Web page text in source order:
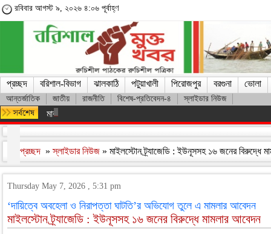
রবিবার আগস্ট ৯, ২০২৬ ৪:০৬ পূর্বাহ্ণ
প্রচ্ছদ বরিশাল-বিভাগ ঝালকাঠি পটুয়াখালী পিরোজপুর বরগুনা ভোলা
আন্তর্জাতিক জাতীয় রাজনীতি বিশেষ-প্রতিবেদন-৪ স্লাইডার নিউজ
মারা গেলেন লিওনেল মেসির বাবা হোর্হে মেসি
প্রচ্ছদ »স্লাইডার নিউজ » মাইলস্টোন ট্র্যাজেডি : ইউনূসসহ ১৬ জনের বিরুদ্ধে
Thursday May 7, 2026 , 5:31 pm
‘দায়িত্বে অবহেলা ও নিরাপত্তা ঘাটতি’র অভিযোগ তুলে এ মামলার আবেদন
মাইলস্টোন ট্র্যাজেডি : ইউনূসসহ ১৬ জনের বিরুদ্ধে মামলার আবেদন